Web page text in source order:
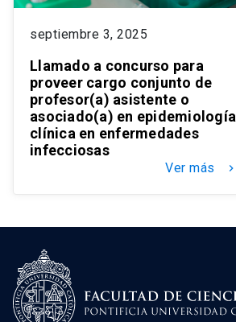
septiembre 3, 2025
Llamado a concurso para
proveer cargo conjunto de
profesor(a) asistente o
asociado(a) en epidemiología
clínica en enfermedades
infecciosas
Ver más keyboard_arrow_right